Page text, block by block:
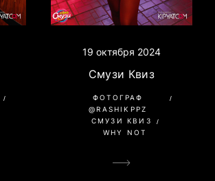
19 октября 2024
Смузи Квиз
ФОТОГРАФ
@RASHIKPPZ
СМУЗИ КВИЗ
WHY NOT